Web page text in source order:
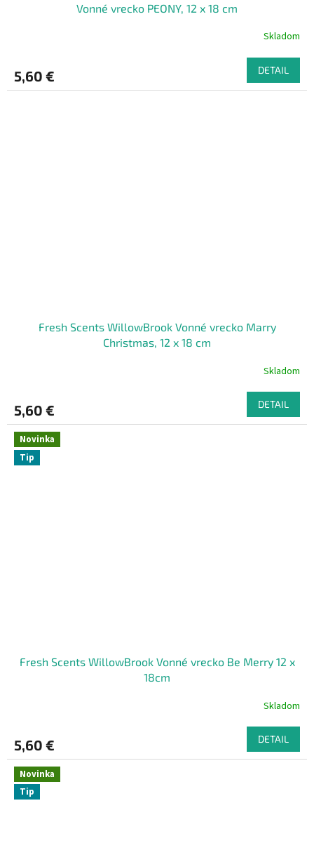
Vonné vrecko PEONY, 12 x 18 cm
Skladom
5,60 € DETAIL
Fresh Scents WillowBrook Vonné vrecko Marry
Christmas, 12 x 18 cm
Skladom
5,60 € DETAIL
Novinka
Tip
Fresh Scents WillowBrook Vonné vrecko Be Merry 12 x
18cm
Skladom
5,60 € DETAIL
Novinka
Tip